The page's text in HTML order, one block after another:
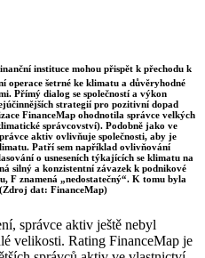
instituce mohou přispět k přechodu k
operace šetrné ke klimatu a důvěryhodné
Přímý dialog se společností a výkon
strategií pro pozitivní dopad
FinanceMap ohodnotila správce velkých
správcovství). Podobně jako ve
aktiv ovlivňuje společnosti, aby je
Patří sem například ovlivňování
o usneseních týkajících se klimatu na
silný a konzistentní závazek k podnikové
F znamená „nedostatečný“. K tomu byla
dat: FinanceMap)
správce aktiv ještě nebyl
velikosti. Rating FinanceMap je